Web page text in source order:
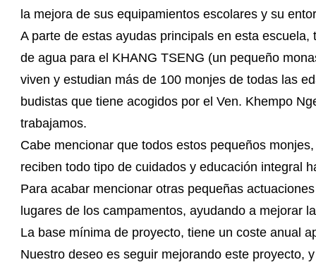
la mejora de sus equipamientos escolares y su
A parte de estas ayudas principals en esta
de agua para el KHANG TSENG (un pequeño
viven y estudian más de 100 monjes de todas las
budistas que tiene acogidos por el Ven. Khempo
trabajamos.
Cabe mencionar que todos estos pequeños
reciben todo tipo de cuidados y educación integral
Para acabar mencionar otras pequeñas
lugares de los campamentos, ayudando a mejorar
La base mínima de proyecto, tiene un coste anual
Nuestro deseo es seguir mejorando este proyecto,